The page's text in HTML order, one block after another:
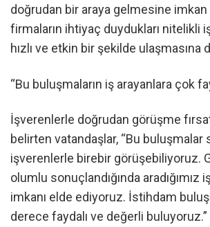
doğrudan bir araya gelmesine imkan
firmaların ihtiyaç duydukları nitelikli
hızlı ve etkin bir şekilde ulaşmasına
“Bu buluşmaların iş arayanlara çok
İşverenlerle doğrudan görüşme
belirten vatandaşlar, “Bu buluşmalar
işverenlerle birebir görüşebiliyoruz.
olumlu sonuçlandığında aradığımız
imkanı elde ediyoruz. İstihdam
derece faydalı ve değerli